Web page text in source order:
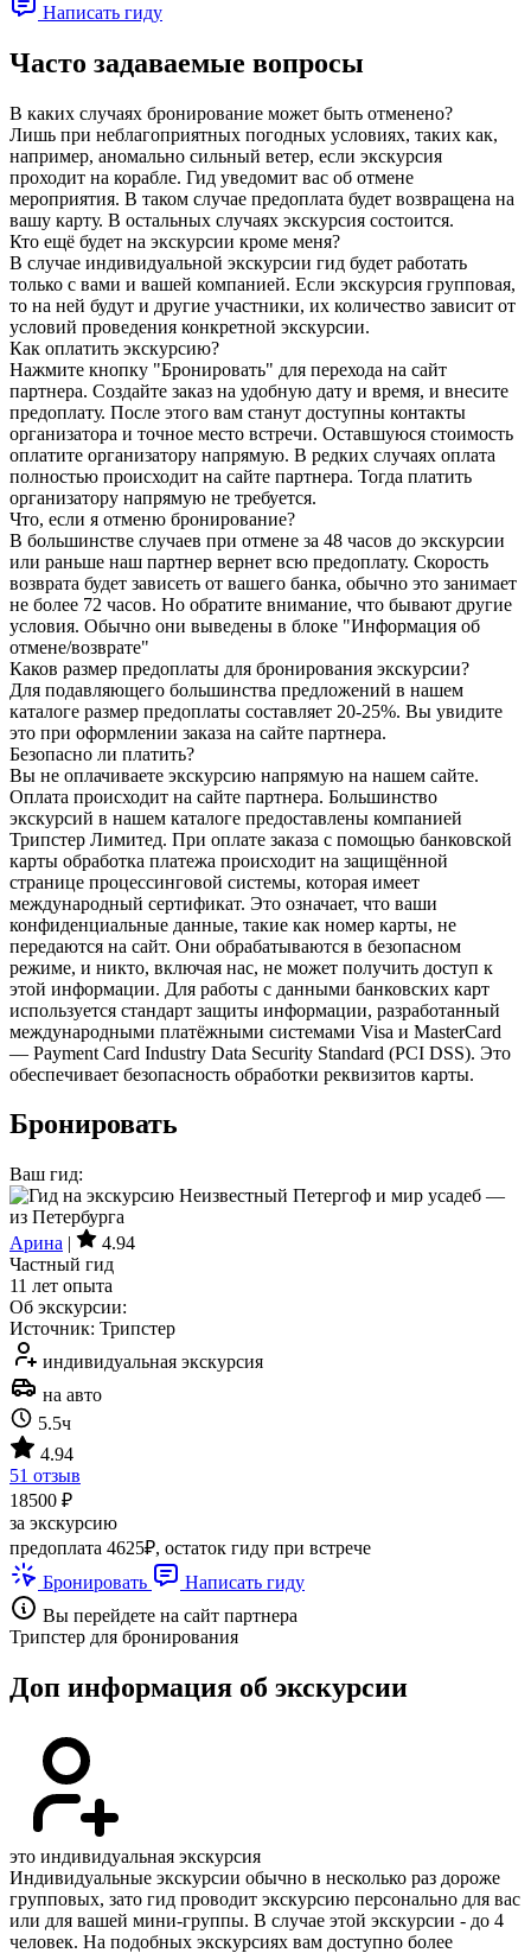
Написать гиду
Часто задаваемые вопросы
В каких случаях бронирование может быть отменено?
Лишь при неблагоприятных погодных условиях, таких как,
например, аномально сильный ветер, если экскурсия
проходит на корабле. Гид уведомит вас об отмене
мероприятия. В таком случае предоплата будет возвращена на
вашу карту. В остальных случаях экскурсия состоится.
Кто ещё будет на экскурсии кроме меня?
В случае индивидуальной экскурсии гид будет работать
только с вами и вашей компанией. Если экскурсия групповая,
то на ней будут и другие участники, их количество зависит от
условий проведения конкретной экскурсии.
Как оплатить экскурсию?
Нажмите кнопку "Бронировать" для перехода на сайт
партнера. Создайте заказ на удобную дату и время, и внесите
предоплату. После этого вам станут доступны контакты
организатора и точное место встречи. Оставшуюся стоимость
оплатите организатору напрямую. В редких случаях оплата
полностью происходит на сайте партнера. Тогда платить
организатору напрямую не требуется.
Что, если я отменю бронирование?
В большинстве случаев при отмене за 48 часов до экскурсии
или раньше наш партнер вернет всю предоплату. Скорость
возврата будет зависеть от вашего банка, обычно это занимает
не более 72 часов. Но обратите внимание, что бывают другие
условия. Обычно они выведены в блоке "Информация об
отмене/возврате"
Каков размер предоплаты для бронирования экскурсии?
Для подавляющего большинства предложений в нашем
каталоге размер предоплаты составляет 20-25%. Вы увидите
это при оформлении заказа на сайте партнера.
Безопасно ли платить?
Вы не оплачиваете экскурсию напрямую на нашем сайте.
Оплата происходит на сайте партнера. Большинство
экскурсий в нашем каталоге предоставлены компанией
Трипстер Лимитед. При оплате заказа с помощью банковской
карты обработка платежа происходит на защищённой
странице процессинговой системы, которая имеет
международный сертификат. Это означает, что ваши
конфиденциальные данные, такие как номер карты, не
передаются на сайт. Они обрабатываются в безопасном
режиме, и никто, включая нас, не может получить доступ к
этой информации. Для работы с данными банковских карт
используется стандарт защиты информации, разработанный
международными платёжными системами Visa и MasterCard
— Payment Card Industry Data Security Standard (PCI DSS). Это
обеспечивает безопасность обработки реквизитов карты.
Бронировать
Ваш гид:
Арина |
4.94
Частный гид
11 лет опыта
Об экскурсии:
Источник: Трипстер
индивидуальная экскурсия
на авто
5.5ч
4.94
51 отзыв
18500 ₽
за экскурсию
предоплата 4625₽, остаток гиду при встрече
Бронировать
Написать гиду
Вы перейдете на сайт партнера
Трипстер для бронирования
Доп информация об экскурсии
это индивидуальная экскурсия
Индивидуальные экскурсии обычно в несколько раз дороже
групповых, зато гид проводит экскурсию персонально для вас
или для вашей мини-группы. В случае этой экскурсии - до 4
человек. На подобных экскурсиях вам доступно более